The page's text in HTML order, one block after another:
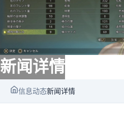
新闻详情
信息动态新闻详情